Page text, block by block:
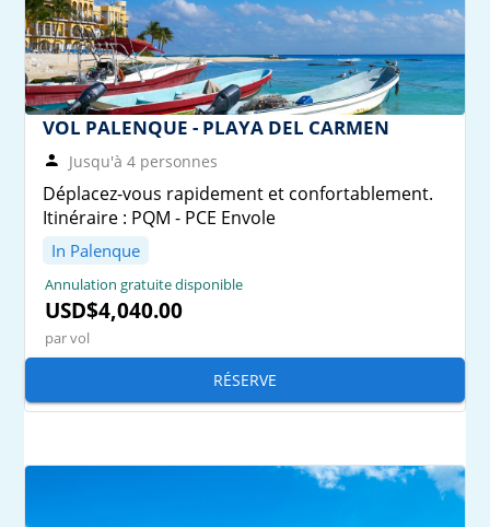
VOL PALENQUE - PLAYA DEL CARMEN
Jusqu'à 4 personnes
Déplacez-vous rapidement et confortablement.
Itinéraire : PQM - PCE Envole
In Palenque
Annulation gratuite disponible
USD$4,040.00
par vol
RÉSERVE